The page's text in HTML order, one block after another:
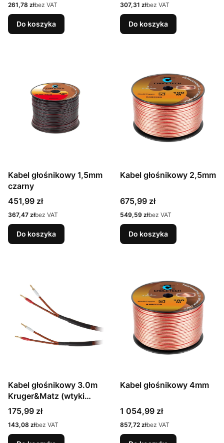
Cena
261,78 złbez VAT
Do koszyka
Cena
307,31 złbez VAT
Do koszyka
Kabel głośnikowy 1,5mm
czarny
Cena
451,99 zł
Cena
367,47 złbez VAT
Do koszyka
Kabel głośnikowy 2,5mm
Cena
675,99 zł
Cena
549,59 złbez VAT
Do koszyka
Kabel głośnikowy 3.0m
Kruger&Matz (wtyki
banan)
Cena
175,99 zł
Cena
143,08 złbez VAT
Kabel głośnikowy 4mm
Cena
1 054,99 zł
Cena
857,72 złbez VAT